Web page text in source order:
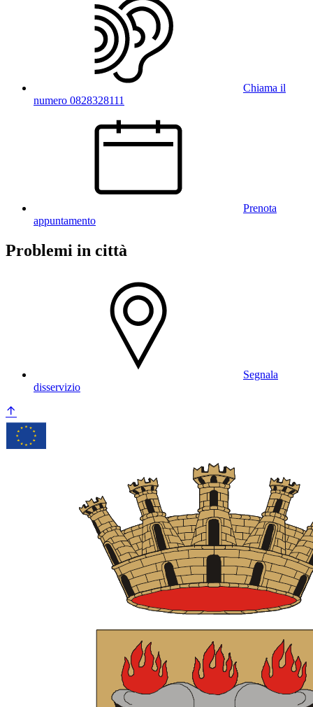
Chiama il
numero 0828328111
Prenota
appuntamento
Problemi in città
Segnala
disservizio